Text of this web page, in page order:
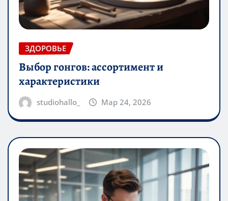
ЗДОРОВЬЕ
Выбор гонгов: ассортимент и
характеристики
studiohallo_ Мар 24, 2026